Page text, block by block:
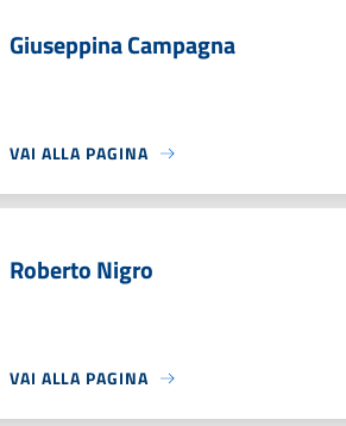
Giuseppina Campagna
VAI ALLA PAGINA
Roberto Nigro
VAI ALLA PAGINA